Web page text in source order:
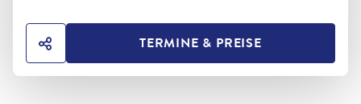
HOTEL TEILENTERMINE & PREISE